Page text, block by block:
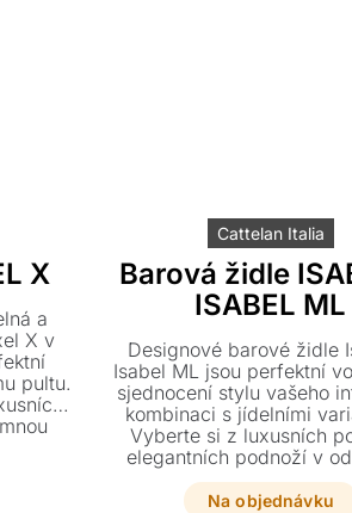
X
a
X v
pultu.
Cattelan Italia
Barová židle
ISABEL ML
Designové barové židle
Isabel ML jsou perfektní
sjednocení stylu vašeho
kombinaci s jídelními
Vyberte si z luxusních
elegantních podnoží v
perly, grafitu či titanu pro
vzhled vašeho
Na objednávku